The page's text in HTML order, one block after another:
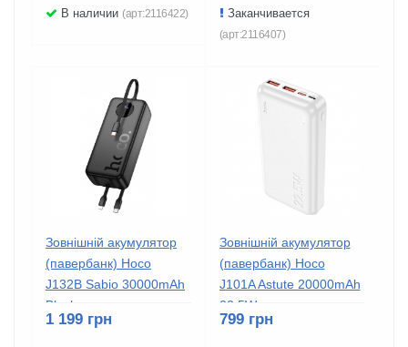
В наличии (арт:2116422) Заканчивается
(арт:2116407)
Зовнішній акумулятор
(павербанк) Hoco
J132B Sabio 30000mAh
Black
1 199 грн
Зовнішній акумулятор
(павербанк) Hoco
J101A Astute 20000mAh
22.5W...
799 грн